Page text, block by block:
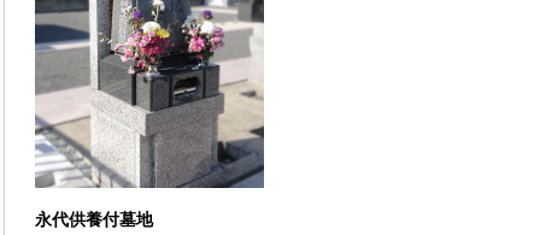
永代供養付墓地